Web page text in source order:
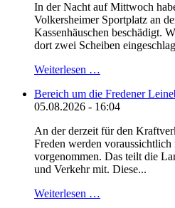
In der Nacht auf Mittwoch
Volkersheimer Sportplatz an
Kassenhäuschen beschädigt.
dort zwei Scheiben
Weiterlesen …
Bereich um die Fredener
05.08.2026 - 16:04
An der derzeit für den
Freden werden voraussichtlich
vorgenommen. Das teilt die
und Verkehr mit. Diese...
Weiterlesen …